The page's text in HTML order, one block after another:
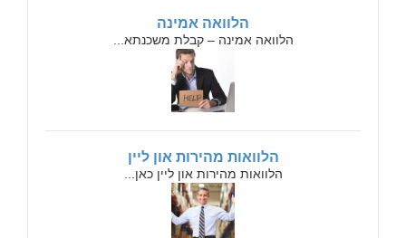
הלוואה אמינה
הלוואה אמינה – קבלת משכנתא...
הלוואות מהירות און ליין
הלוואות מהירות און ליין כאן...